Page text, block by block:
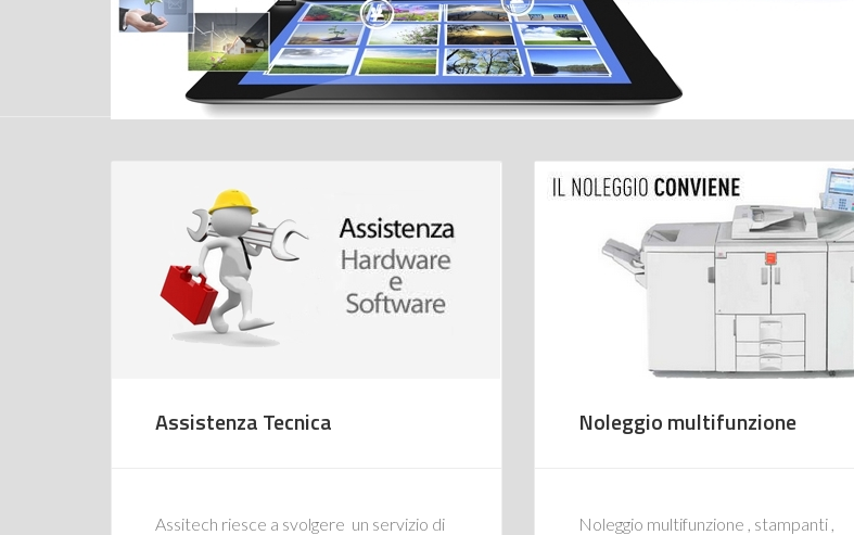
Assistenza Tecnica
Assitech riesce a svolgere un servizio di
Noleggio multifunzione
Noleggio multifunzione , stampanti ,